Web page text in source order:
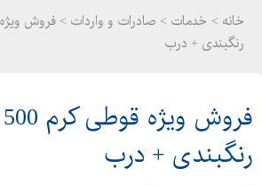
خانه > خدمات >
رنگبندی + درب
رنگبندی + درب